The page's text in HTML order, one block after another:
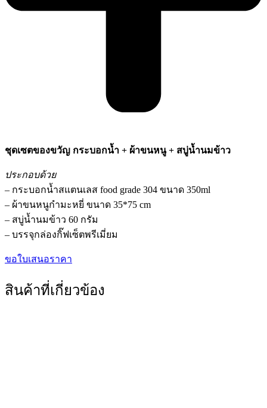
ชุดเซตของขวัญ กระบอกน้ำ + ผ้าขนหนู + สบู่น้ำนมข้าว
ประกอบด้วย
– กระบอกน้ำสแตนเลส food grade 304 ขนาด 350ml
– ผ้าขนหนูกำมะหยี่ ขนาด 35*75 cm
– สบู่น้ำนมข้าว 60 กรัม
– บรรจุกล่องกิ๊ฟเซ็ตพรีเมี่ยม
ขอใบเสนอราคา
สินค้าที่เกี่ยวข้อง